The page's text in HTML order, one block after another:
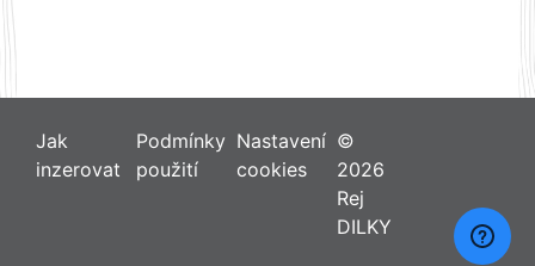
Jak
inzerovat
Podmínky
použití
Nastavení
cookies
©
2026
Rej
DILKY